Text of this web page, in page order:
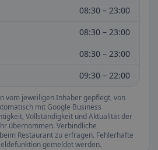
08:30 – 23:00
08:30 – 23:00
08:30 – 23:00
09:30 – 22:00
vom jeweiligen Inhaber gepflegt, von
mit Google Business
Vollständigkeit und Aktualität der
übernommen. Verbindliche
Restaurant zu erfragen. Fehlerhafte
gemeldet werden.